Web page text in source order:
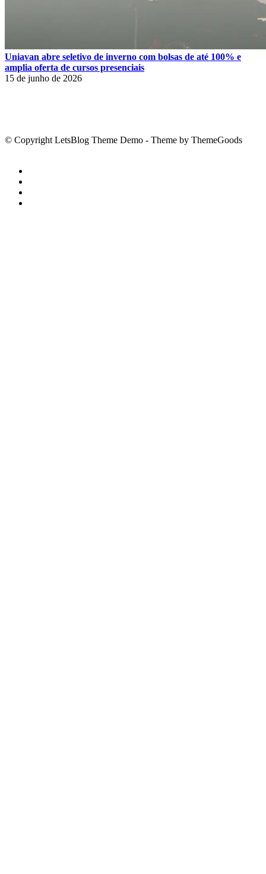
Uniavan abre seletivo de inverno com bolsas de até 100% e
amplia oferta de cursos presenciais
15 de junho de 2026
© Copyright LetsBlog Theme Demo - Theme by ThemeGoods